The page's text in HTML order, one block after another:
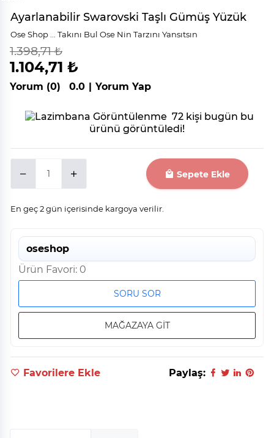
Ayarlanabilir Swarovski Taşlı Gümüş Yüzük
Ose Shop ... Takını Bul Ose Nin Tarzını Yansıtsın
%21
indirim
1.398,71 ₺
1.104,71 ₺
Yorum (0) 0.0 | Yorum Yap
72 kişi bugün bu
ürünü görüntüledi!
Sepete Ekle
En geç 2 gün içerisinde kargoya verilir.
oseshop
Ürün Favori: 0
SORU SOR
MAĞAZAYA GİT
Favorilere Ekle Paylaş: